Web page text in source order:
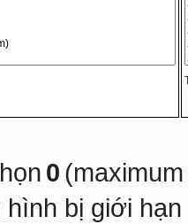
0
hình bị giới